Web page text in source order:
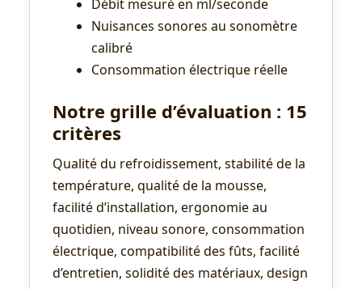
Débit mesuré en ml/seconde
Nuisances sonores au sonomètre
calibré
Consommation électrique réelle
Notre grille d’évaluation : 15
critères
Qualité du refroidissement, stabilité de la
température, qualité de la mousse,
facilité d’installation, ergonomie au
quotidien, niveau sonore, consommation
électrique, compatibilité des fûts, facilité
d’entretien, solidité des matériaux, design